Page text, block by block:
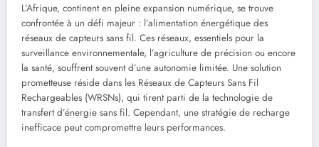
L’Afrique, continent en pleine expansion numérique, se trouve
confrontée à un défi majeur : l’alimentation énergétique des
réseaux de capteurs sans fil. Ces réseaux, essentiels pour la
surveillance environnementale, l’agriculture de précision ou encore
la santé, souffrent souvent d’une autonomie limitée. Une solution
prometteuse réside dans les Réseaux de Capteurs Sans Fil
Rechargeables (WRSNs), qui tirent parti de la technologie de
transfert d’énergie sans fil. Cependant, une stratégie de recharge
inefficace peut compromettre leurs performances.